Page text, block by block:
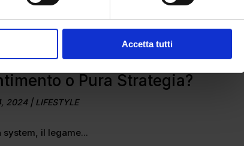
Accetta tutti
o Pura Strategia?
2024| LIFESTYLE
il legame...